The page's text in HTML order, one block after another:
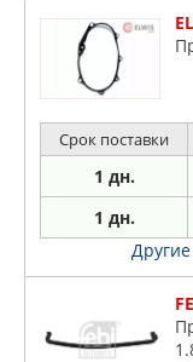
Срок поставки
1 дн.
1 дн.